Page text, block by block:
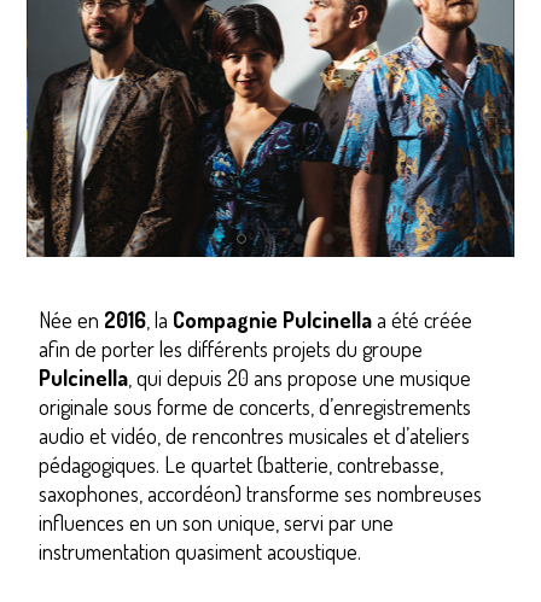
Previous Next
Née en 2016 , la Compagnie Pulcinellaa été créée
afin de porter les différents projets du groupe
Pulcinella , qui depuis 20 ans propose une musique
originale sous forme de concerts, d’enregistrements
audio et vidéo, de rencontres musicales et d’ateliers
pédagogiques. Le quartet (batterie, contrebasse,
saxophones, accordéon) transforme ses nombreuses
influences en un son unique, servi par une
instrumentation quasiment acoustique.